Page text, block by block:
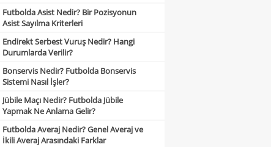
Futbolda Asist Nedir? Bir Pozisyonun
Asist Sayılma Kriterleri
Endirekt Serbest Vuruş Nedir? Hangi
Durumlarda Verilir?
Bonservis Nedir? Futbolda Bonservis
Sistemi Nasıl İşler?
Jübile Maçı Nedir? Futbolda Jübile
Yapmak Ne Anlama Gelir?
Futbolda Averaj Nedir? Genel Averaj ve
İkili Averaj Arasındaki Farklar